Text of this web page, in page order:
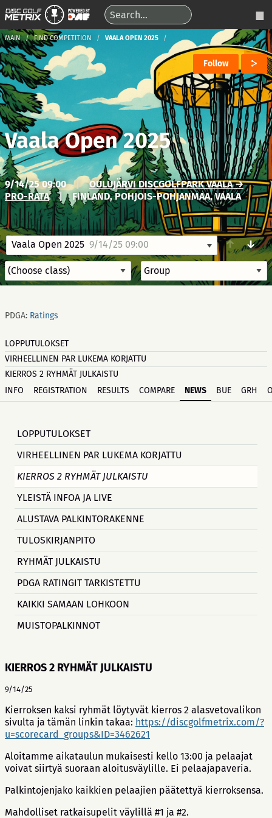
MAIN FIND COMPETITION VAALA OPEN 2025
Follow
Vaala Open 2025
9/14/25 09:00 |
OULUJÄRVI DISCGOLFPARK VAALA →
PRO-RATA
| FINLAND, POHJOIS-POHJANMAA, VAALA
Vaala Open 2025 9/14/25 09:00 ↑ ↓
PDGA: Ratings
LOPPUTULOKSET
VIRHEELLINEN PAR LUKEMA KORJATTU
KIERROS 2 RYHMÄT JULKAISTU
INFO
REGISTRATION RESULTS COMPARE NEWS BUE GRH
LOPPUTULOKSET
VIRHEELLINEN PAR LUKEMA KORJATTU
KIERROS 2 RYHMÄT JULKAISTU
YLEISTÄ INFOA JA LIVE
ALUSTAVA PALKINTORAKENNE
TULOSKIRJANPITO
RYHMÄT JULKAISTU
PDGA RATINGIT TARKISTETTU
KAIKKI SAMAAN LOHKOON
MUISTOPALKINNOT
KIERROS 2 RYHMÄT JULKAISTU
9/14/25
Kierroksen kaksi ryhmät löytyvät kierros 2 alasvetovalikon
sivulta ja tämän linkin takaa: https://discgolfmetrix.com/?
u=scorecard_groups&ID=3462621
Aloitamme aikataulun mukaisesti kello 13:00 ja pelaajat
voivat siirtyä suoraan aloitusväylille. Ei pelaajapaveria.
Palkintojenjako kaikkien pelaajien päätettyä kierroksensa.
Mahdolliset ratkaisupelit väylillä #1 ja #2.